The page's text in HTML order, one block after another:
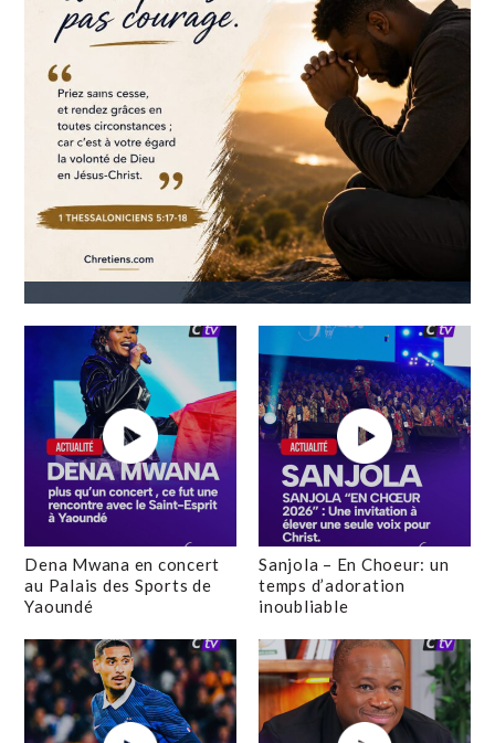
Dena Mwana en concert
au Palais des Sports de
Yaoundé
Sanjola – En Choeur: un
temps d’adoration
inoubliable